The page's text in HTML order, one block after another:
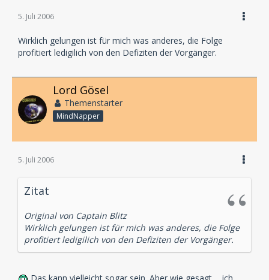
5. Juli 2006
Wirklich gelungen ist für mich was anderes, die Folge
profitiert ledigilich von den Defiziten der Vorgänger.
Lord Gösel
Themenstarter
MindNapper
5. Juli 2006
Zitat
Original von Captain Blitz
Wirklich gelungen ist für mich was anderes, die Folge
profitiert ledigilich von den Defiziten der Vorgänger.